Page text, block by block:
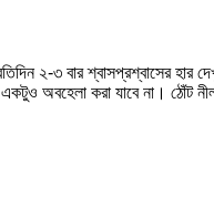
২-৩ বার শ্বাসপ্রশ্বাসের
অবহেলা করা যাবে না। ঠোঁট